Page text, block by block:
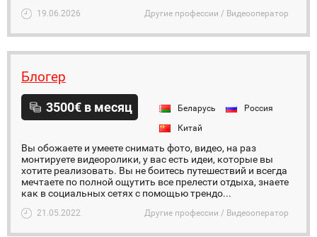
19.06.2026 Другие профессии / Видеооператор
Блогер
3500€ в месяц Беларусь
Россия
Китай
Вы обожаете и умеете снимать фото, видео, на раз
монтируете видеоролики, у вас есть идеи, которые вы
хотите реализовать. Вы не боитесь путешествий и всегда
мечтаете по полной ощутить все прелести отдыха, знаете
как в социальных сетях с помощью трендо...
21.05.2022 Другие профессии / Видеооператор